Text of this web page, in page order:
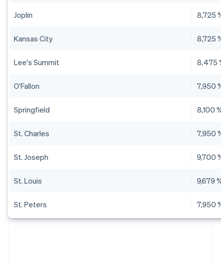
Joplin 8,725
Kansas City 8,725
Lee's Summit 8,475
O'Fallon 7,950
Springfield 8,100
St. Charles 7,950
St. Joseph 9,700
St. Louis 9,679
St. Peters 7,950